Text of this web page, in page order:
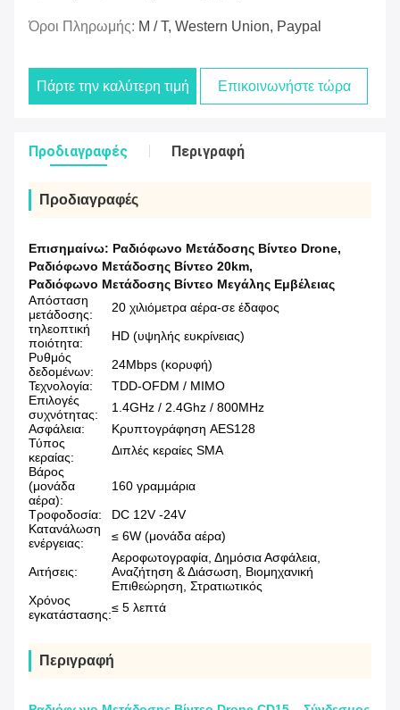
Όροι Πληρωμής: Μ / Τ, Western Union, Paypal
Πάρτε την καλύτερη τιμή Επικοινωνήστε τώρα
Προδιαγραφές Περιγραφή
Προδιαγραφές
Επισημαίνω: Ραδιόφωνο Μετάδοσης Βίντεο Drone,
Ραδιόφωνο Μετάδοσης Βίντεο 20km,
Ραδιόφωνο Μετάδοσης Βίντεο Μεγάλης Εμβέλειας
Απόσταση
μετάδοσης:
20 χιλιόμετρα αέρα-σε έδαφος
τηλεοπτική
ποιότητα:
HD (υψηλής ευκρίνειας)
Ρυθμός
δεδομένων:
24Mbps (κορυφή)
Τεχνολογία:
TDD-OFDM / MIMO
Επιλογές
συχνότητας:
1.4GHz / 2.4Ghz / 800MHz
Ασφάλεια:
Κρυπτογράφηση AES128
Τύπος
κεραίας:
Διπλές κεραίες SMA
Βάρος
(μονάδα
αέρα):
160 γραμμάρια
Τροφοδοσία:
DC 12V -24V
Κατανάλωση
ενέργειας:
≤ 6W (μονάδα αέρα)
Αιτήσεις:
Αεροφωτογραφία, Δημόσια Ασφάλεια,
Αναζήτηση & Διάσωση, Βιομηχανική
Επιθεώρηση, Στρατιωτικός
Χρόνος
εγκατάστασης:≤ 5 λεπτά
Περιγραφή